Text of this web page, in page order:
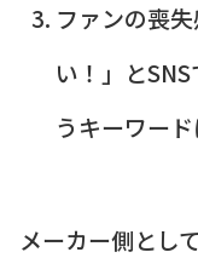
ファンの喪
い！」と
うキーワード
メーカー側とし